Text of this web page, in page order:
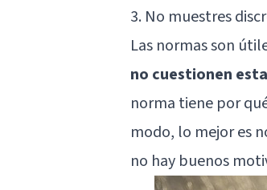
3. No muestres
Las normas son
no cuestionen
norma tiene por
modo, lo mejor es
no hay buenos